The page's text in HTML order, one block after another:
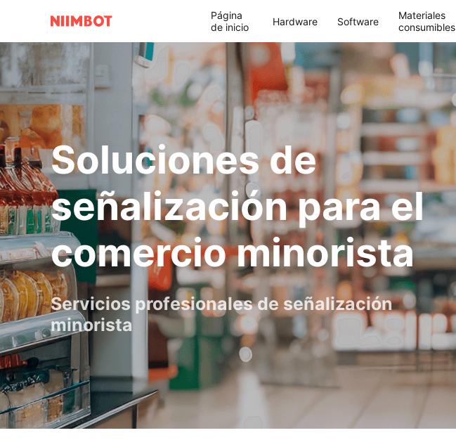
Página
de inicio
Hardware Software
Materiales
consumibles
Soluciones de
señalización para el
comercio minorista​
Servicios profesionales de señalización
minorista